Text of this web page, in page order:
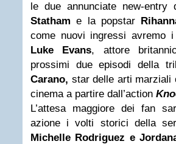
le due annunciate new-entry
Statham e la popstar
come nuovi ingressi avremo
Luke Evans, attore
prossimi due episodi della
Carano, star delle arti marziali
cinema a partire dall’action
L’attesa maggiore dei fan
azione i volti storici della
Michelle Rodriguez e